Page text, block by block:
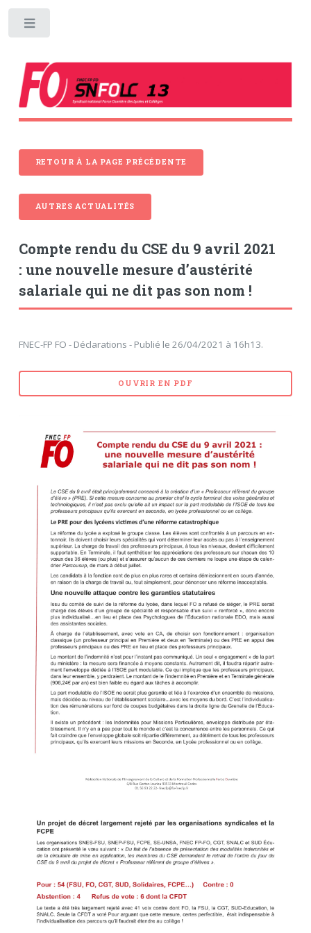
RETOUR À LA PAGE PRÉCÉDENTE
AUTRES ACTUALITÉS
Compte rendu du CSE du 9 avril 2021
: une nouvelle mesure d’austérité
salariale qui ne dit pas son nom !
FNEC-FP FO - Déclarations - Publié le 26/04/2021 à 16h13.
OUVRIR EN PDF